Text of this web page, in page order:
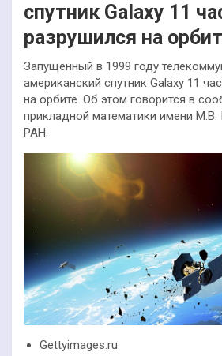
спутник Galaxy 11
разрушился на
Запущенный в 1999 году
американский спутник Galaxy 11
на орбите. Об этом говорится в
прикладной математики имени
РАН.
Gettyimages.ru